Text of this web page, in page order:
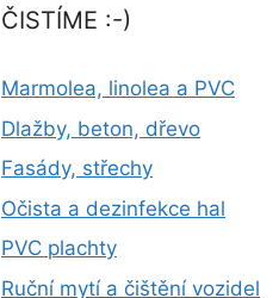
ČISTÍME :-)
Marmolea, linolea a PVC
Dlažby, beton, dřevo
Fasády, střechy
Očista a dezinfekce hal
PVC plachty
Ruční mytí a čištění vozidel